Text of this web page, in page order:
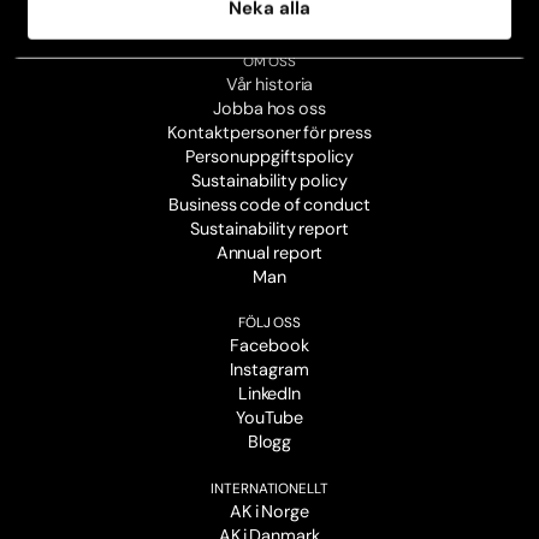
Neka alla
Broschyrer
OM OSS
Vår historia
Jobba hos oss
Kontaktpersoner för press
Personuppgiftspolicy
Sustainability policy
Business code of conduct
Sustainability report
Annual report
Man
FÖLJ OSS
Facebook
Instagram
LinkedIn
YouTube
Blogg
INTERNATIONELLT
AK i Norge